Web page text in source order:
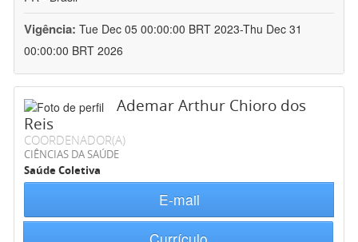
Vigência: Tue Dec 05 00:00:00 BRT 2023-Thu Dec 31
00:00:00 BRT 2026
Ademar Arthur Chioro dos
Reis
COORDENADOR(A)
CIÊNCIAS DA SAÚDE
Saúde Coletiva
E-mail